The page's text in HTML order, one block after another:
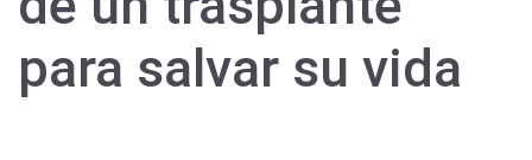
para salvar su vida